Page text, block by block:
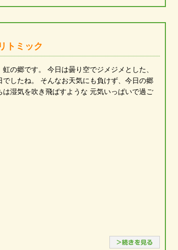
トミック
虹の郷です。 今日は曇り空でジメジメとした、
でしたね。 そんなお天気にも負けず、今日の郷
は湿気を吹き飛ばすような 元気いっぱいで過ご